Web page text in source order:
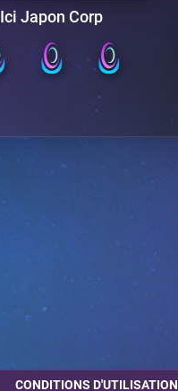
Ici Japon Corp
CONDITIONS D'UTILISATION